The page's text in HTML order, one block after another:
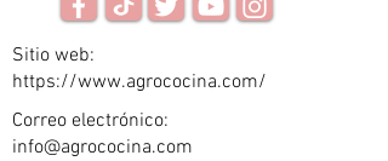
Sitio web:
https://www.agrococina.com/
Correo electrónico:
info@agrococina.com